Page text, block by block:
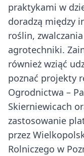
praktykami w
doradzą między
roślin,
agrotechniki.
również wziąć
poznać projekty
Ogrodnictwa –
Skierniewicach
zastosowanie
przez
Rolniczego w